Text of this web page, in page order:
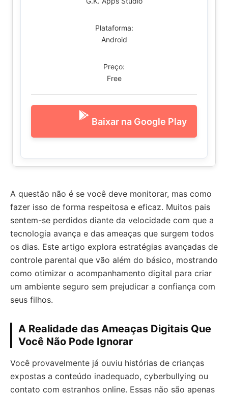
Plataforma:
Android
Preço:
Free
Baixar na Google Play
A questão não é se você deve monitorar, mas como
fazer isso de forma respeitosa e eficaz. Muitos pais
sentem-se perdidos diante da velocidade com que a
tecnologia avança e das ameaças que surgem todos
os dias. Este artigo explora estratégias avançadas de
controle parental que vão além do básico, mostrando
como otimizar o acompanhamento digital para criar
um ambiente seguro sem prejudicar a confiança com
seus filhos.
A Realidade das Ameaças Digitais Que
Você Não Pode Ignorar
Você provavelmente já ouviu histórias de crianças
expostas a conteúdo inadequado, cyberbullying ou
contato com estranhos online. Essas não são apenas